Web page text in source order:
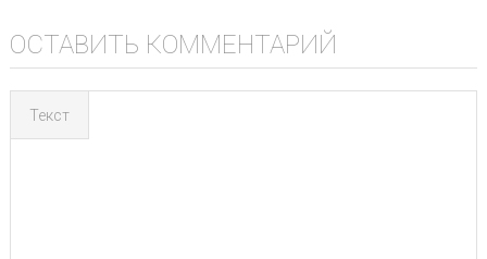
ОСТАВИТЬ КОММЕНТАРИЙ
Текст